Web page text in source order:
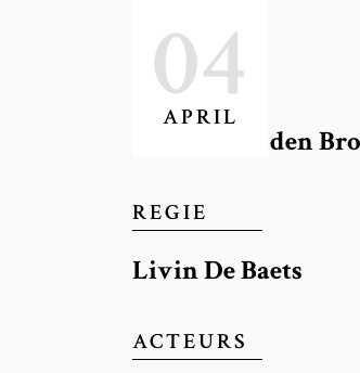
04
APRIL
AUTEUR
Walter van den
REGIE
Livin De Baets
ACTEURS